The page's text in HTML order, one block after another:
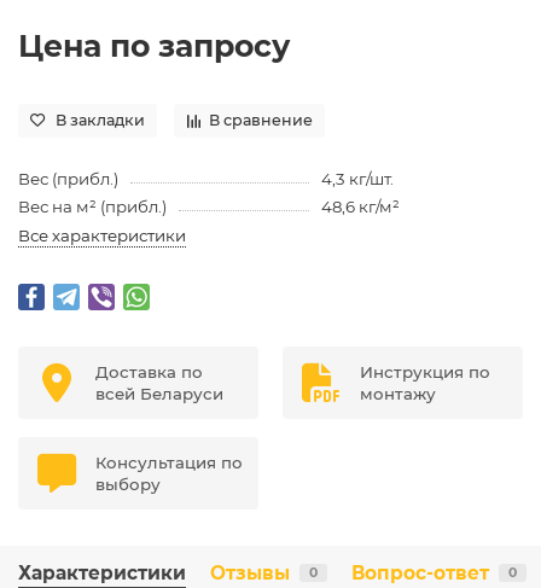
Цена по запросу
В закладки В сравнение
Вес (прибл.)
4,3 кг/шт.
Вес на м² (прибл.)
48,6 кг/м²
Все характеристики
Доставка по
всей Беларуси
Инструкция по
монтажу
Консультация по
выбору
Характеристики Отзывы 0 Вопрос-ответ 0